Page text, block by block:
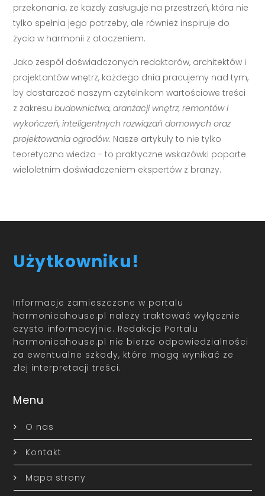
przekonania, że każdy zasługuje na przestrzeń, która nie
tylko spełnia jego potrzeby, ale również inspiruje do
życia w harmonii z otoczeniem.
Jako zespół doświadczonych redaktorów, architektów i
projektantów wnętrz, każdego dnia pracujemy nad tym,
by dostarczać naszym czytelnikom wartościowe treści
z zakresubudownictwa, aranżacji wnętrz, remontów i
wykończeń, inteligentnych rozwiązań domowych oraz
projektowania ogrodów. Nasze artykuły to nie tylko
teoretyczna wiedza - to praktyczne wskazówki poparte
wieloletnim doświadczeniem ekspertów z branży.
Użytkowniku!
Informacje zamieszczone w portalu
harmonicahouse.pl należy traktować wyłącznie
czysto informacyjnie. Redakcja Portalu
harmonicahouse.pl nie bierze odpowiedzialności
za ewentualne szkody, które mogą wynikać ze
złej interpretacji treści.
Menu
O nas
Kontakt
Mapa strony